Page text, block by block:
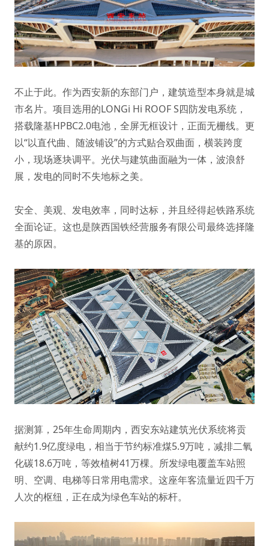
不止于此。作为西安新的东部门户，建筑造型本身就是城
市名片。项目选用的LONGi Hi ROOF S四防发电系统，
搭载隆基HPBC2.0电池，全屏无框设计，正面无栅线。更
以“以直代曲、随波铺设”的方式贴合双曲面，横装跨度
小，现场逐块调平。光伏与建筑曲面融为一体，波浪舒
展，发电的同时不失地标之美。
安全、美观、发电效率，同时达标，并且经得起铁路系统
全面论证。这也是陕西国铁经营服务有限公司最终选择隆
基的原因。
据测算，25年生命周期内，西安东站建筑光伏系统将贡
献约1.9亿度绿电，相当于节约标准煤5.9万吨，减排二氧
化碳18.6万吨，等效植树41万棵。所发绿电覆盖车站照
明、空调、电梯等日常用电需求。这座年客流量近四千万
人次的枢纽，正在成为绿色车站的标杆。